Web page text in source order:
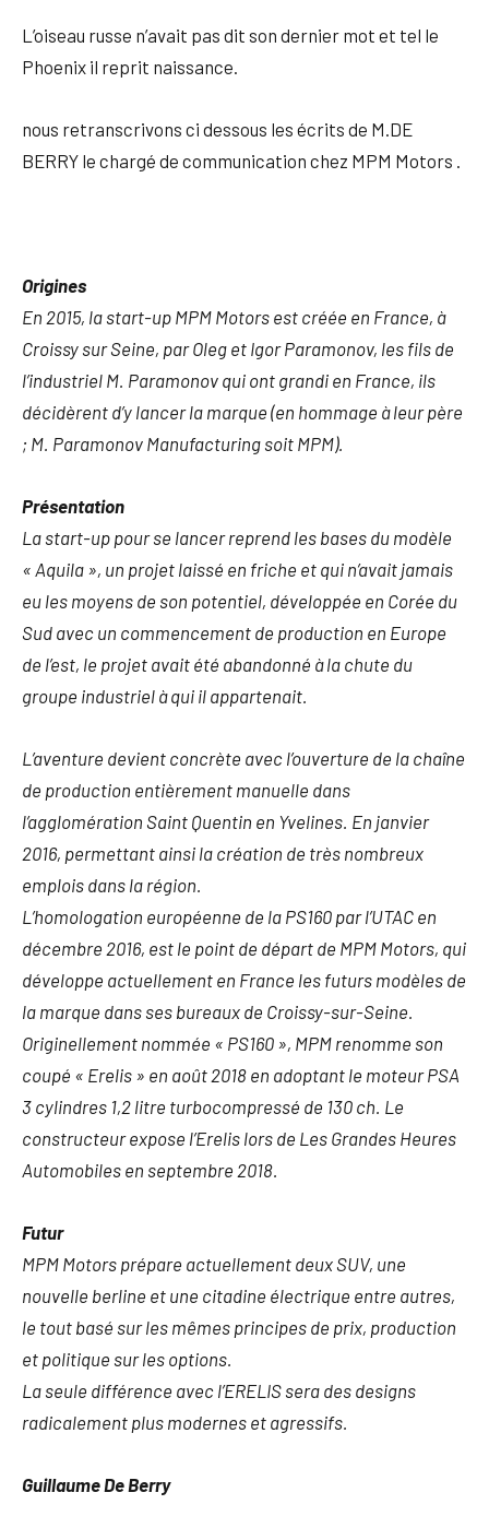
L’oiseau russe n’avait pas dit son dernier mot et tel le
Phoenix il reprit naissance.
nous retranscrivons ci dessous les écrits de M.DE
BERRY le chargé de communication chez MPM Motors .
Origines
En 2015, la start-up MPM Motors est créée en France, à
Croissy sur Seine, par Oleg et Igor Paramonov, les fils de
l’industriel M. Paramonov qui ont grandi en France, ils
décidèrent d’y lancer la marque (en hommage à leur père
; M. Paramonov Manufacturing soit MPM).
Présentation
La start-up pour se lancer reprend les bases du modèle
« Aquila », un projet laissé en friche et qui n’avait jamais
eu les moyens de son potentiel, développée en Corée du
Sud avec un commencement de production en Europe
de l’est, le projet avait été abandonné à la chute du
groupe industriel à qui il appartenait.
L’aventure devient concrète avec l’ouverture de la chaîne
de production entièrement manuelle dans
l’agglomération Saint Quentin en Yvelines. En janvier
2016, permettant ainsi la création de très nombreux
emplois dans la région.
L’homologation européenne de la PS160 par l’UTAC en
décembre 2016, est le point de départ de MPM Motors, qui
développe actuellement en France les futurs modèles de
la marque dans ses bureaux de Croissy-sur-Seine.
Originellement nommée « PS160 », MPM renomme son
coupé « Erelis » en août 2018 en adoptant le moteur PSA
3 cylindres 1,2 litre turbocompressé de 130 ch. Le
constructeur expose l’Erelis lors de Les Grandes Heures
Automobiles en septembre 2018.
Futur
MPM Motors prépare actuellement deux SUV, une
nouvelle berline et une citadine électrique entre autres,
le tout basé sur les mêmes principes de prix, production
et politique sur les options.
La seule différence avec l’ERELIS sera des designs
radicalement plus modernes et agressifs.
Guillaume De Berry